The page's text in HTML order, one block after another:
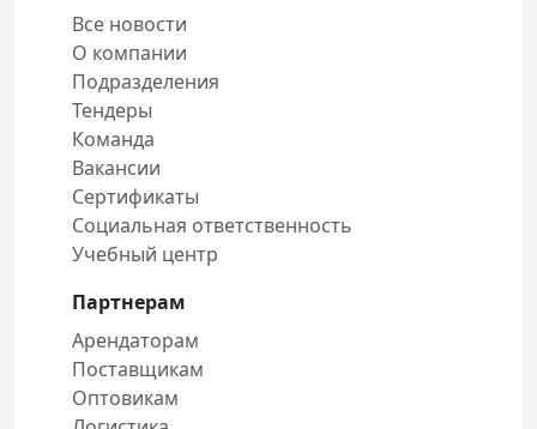
Все новости
О компании
Подразделения
Тендеры
Команда
Вакансии
Сертификаты
Социальная ответственность
Учебный центр
Партнерам
Арендаторам
Поставщикам
Оптовикам